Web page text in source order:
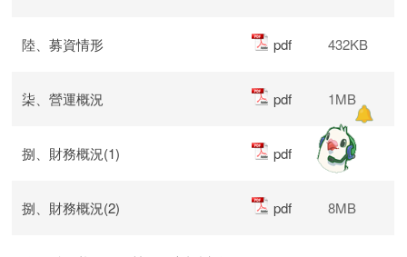
陸、募資情形 pdf 432KB
柒、營運概況 pdf 1MB
捌、財務概況(1) pdf 7MB
捌、財務概況(2) pdf 8MB